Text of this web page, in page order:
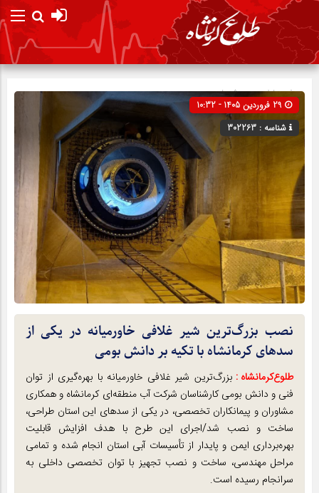
صفحه نخستپیش نویس
شناسه : 302263
نصب بزرگ‌ترین شیر غلافی خاورمیانه در یکی از
سدهای کرمانشاه با تکیه بر دانش بومی
طلوع‌‌کرمانشاه : بزرگ‌ترین شیر غلافی خاورمیانه با بهره‌گیری از توان
فنی و دانش بومی کارشناسان شرکت آب منطقه‌ای کرمانشاه و همکاری
مشاوران و پیمانکاران تخصصی، در یکی از سدهای این استان طراحی،
ساخت و نصب شد/اجرای این طرح با هدف افزایش قابلیت
بهره‌برداری ایمن و پایدار از تأسیسات آبی استان انجام شده و تمامی
مراحل مهندسی، ساخت و نصب تجهیز با توان تخصصی داخلی به
سرانجام رسیده است.